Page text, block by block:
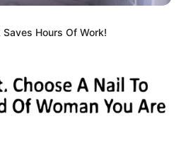
Hours Of Work!